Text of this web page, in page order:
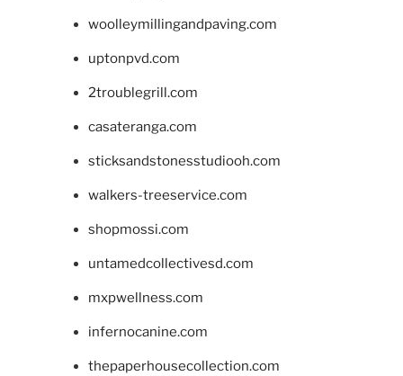
woolleymillingandpaving.com
uptonpvd.com
2troublegrill.com
casateranga.com
sticksandstonesstudiooh.com
walkers-treeservice.com
shopmossi.com
untamedcollectivesd.com
mxpwellness.com
infernocanine.com
thepaperhousecollection.com